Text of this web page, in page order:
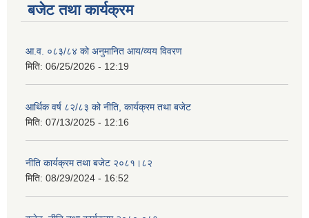
बजेट तथा कार्यक्रम
आ.व. ०८३/८४ को अनुमानित आय/व्यय विवरण
मिति: 06/25/2026 - 12:19
आर्थिक वर्ष ८२/८३ को नीति, कार्यक्रम तथा बजेट
मिति: 07/13/2025 - 12:16
नीति कार्यक्रम तथा बजेट २०८१।८२
मिति: 08/29/2024 - 16:52